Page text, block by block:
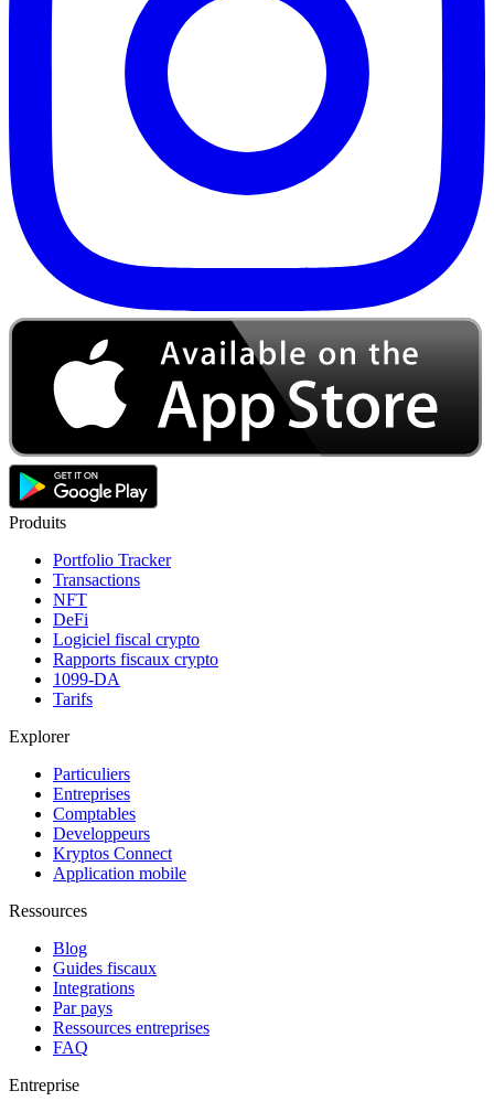
Produits
Portfolio Tracker
Transactions
NFT
DeFi
Logiciel fiscal crypto
Rapports fiscaux crypto
1099-DA
Tarifs
Explorer
Particuliers
Entreprises
Comptables
Developpeurs
Kryptos Connect
Application mobile
Ressources
Blog
Guides fiscaux
Integrations
Par pays
Ressources entreprises
FAQ
Entreprise